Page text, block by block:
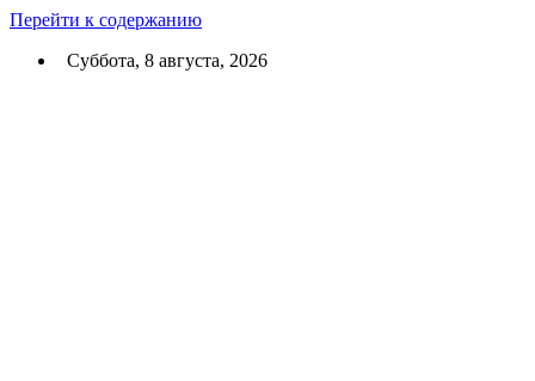
Перейти к содержанию
Суббота, 8 августа, 2026